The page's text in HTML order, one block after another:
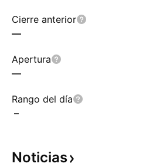
Cierre anterior
—
Apertura
—
Rango del día
–
Noticias